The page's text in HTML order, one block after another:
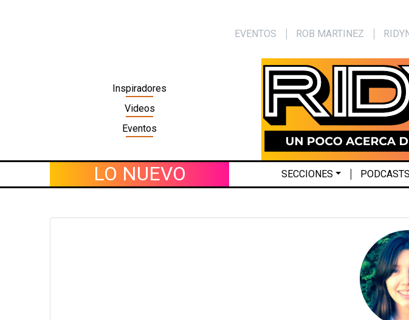
EVENTOS ROB MARTINEZ
Inspiradores
Videos
Eventos
LO NUEVO SECCIONES PODCASTS